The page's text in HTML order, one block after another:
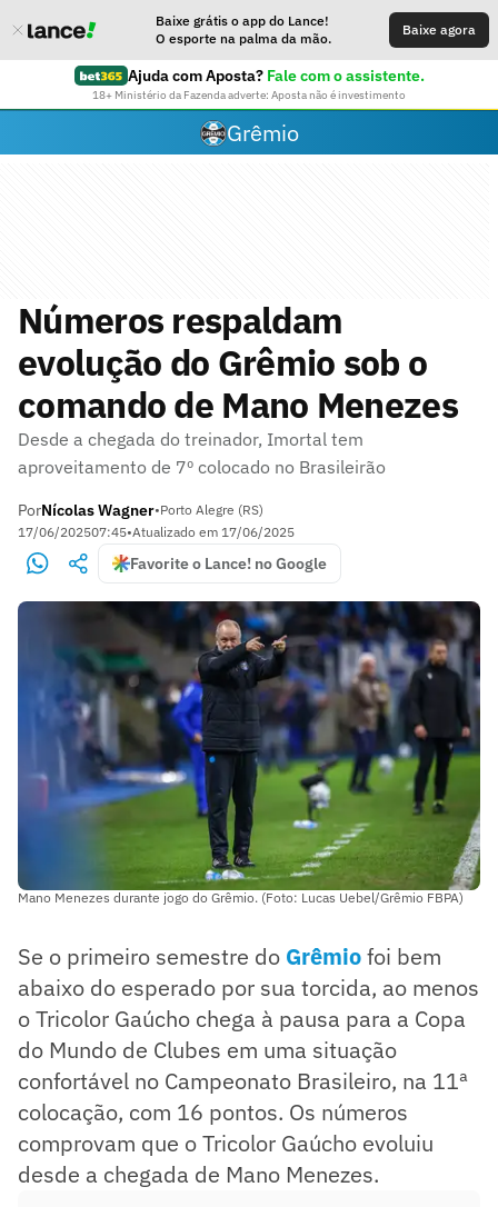
Baixe grátis o app do Lance!
O esporte na palma da mão.
Baixe agora
Ajuda com Aposta? Fale com o assistente.
18+ Ministério da Fazenda adverte: Aposta não é investimento
Grêmio
Números respaldam
evolução do Grêmio sob o
comando de Mano Menezes
Desde a chegada do treinador, Imortal tem
aproveitamento de 7º colocado no Brasileirão
PorNícolas Wagner•Porto Alegre (RS)
17/06/202507:45•Atualizado em 17/06/2025
Favorite o Lance! no Google
Mano Menezes durante jogo do Grêmio. (Foto: Lucas Uebel/Grêmio FBPA)
Se o primeiro semestre do Grêmiofoi bem
abaixo do esperado por sua torcida, ao menos
o Tricolor Gaúcho chega à pausa para a Copa
do Mundo de Clubes em uma situação
confortável no Campeonato Brasileiro, na 11ª
colocação, com 16 pontos. Os números
comprovam que o Tricolor Gaúcho evoluiu
desde a chegada de Mano Menezes.